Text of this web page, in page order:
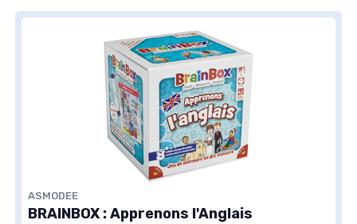
ASMODEE
BRAINBOX : Apprenons l'Anglais